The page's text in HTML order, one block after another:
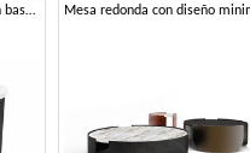
Mesa de centro redonda con base de metal